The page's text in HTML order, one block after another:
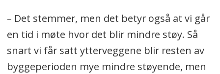
– Det stemmer, men det betyr også at vi går
en tid i møte hvor det blir mindre støy. Så
snart vi får satt ytterveggene blir resten av
byggeperioden mye mindre støyende, men